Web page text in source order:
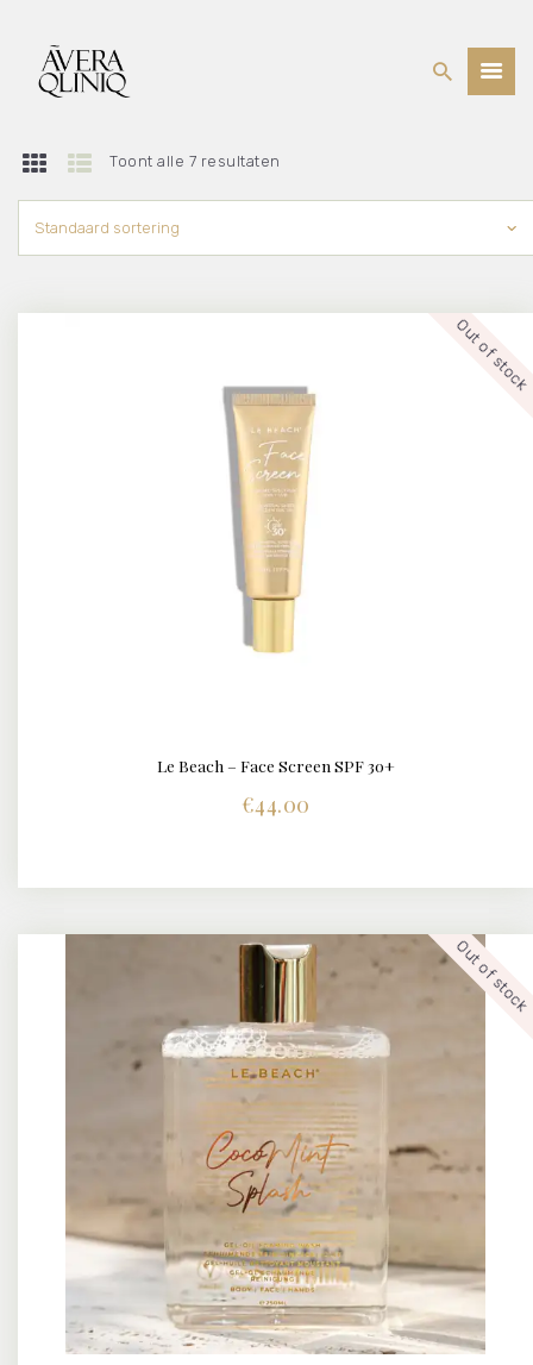
BEHANDELINGEN
WEBSHOP
OVER ONS
Toont alle 7 resultaten
Out of stock
Le Beach – Face Screen SPF 30+
€44.00
Out of stock